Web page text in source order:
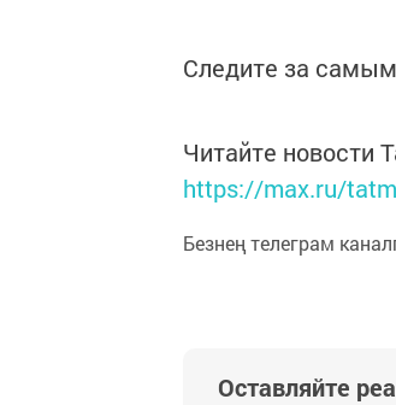
Следите за
Читайте новости
https://max.ru/
Безнең телеграм
Оставляйте